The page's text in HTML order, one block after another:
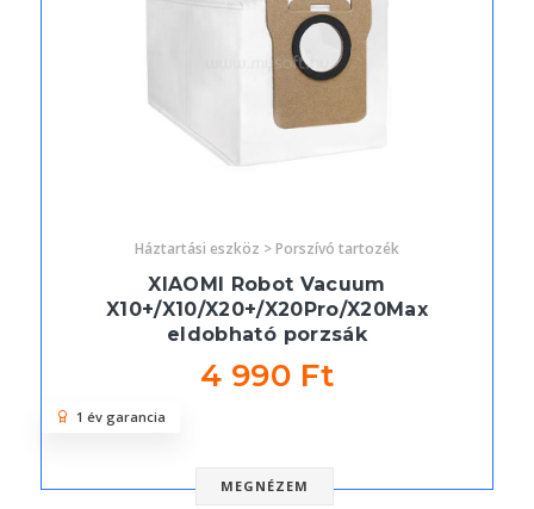
Háztartási eszköz > Porszívó tartozék
XIAOMI Robot Vacuum
X10+/X10/X20+/X20Pro/X20Max
eldobható porzsák
4 990 Ft
MEGNÉZEM
1 év garancia